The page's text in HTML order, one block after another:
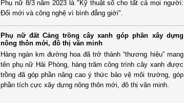
Phụ nữ 8/3 năm 2023 là "Kỹ thuật số cho tất cả mọi người:
Đổi mới và công nghệ vì bình đẳng giới".
Phụ nữ đất Cảng trồng cây xanh góp phần xây dựng
nông thôn mới, đô thị văn minh
Hàng ngàn km đường hoa đã trở thành “thương hiệu” mang
tên phụ nữ Hải Phòng, hàng trăm công trình cây xanh được
trồng đã góp phần nâng cao ý thức bảo vệ môi trường, góp
phần tích cực xây dựng nông thôn mới, đô thị văn minh.